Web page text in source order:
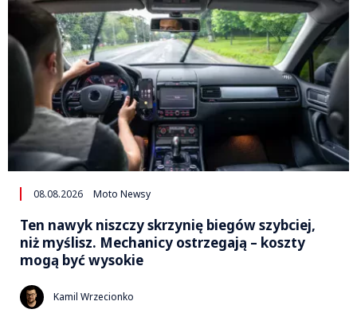
08.08.2026 Moto Newsy
Ten nawyk niszczy skrzynię biegów szybciej,
niż myślisz. Mechanicy ostrzegają – koszty
mogą być wysokie
Kamil Wrzecionko